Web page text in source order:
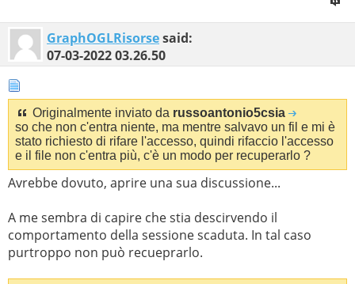
GraphOGLRisorsesaid:
07-03-202203.26.50
Originalmente inviato da russoantonio5csia
so che non c'entra niente, ma mentre salvavo un fil e mi è
stato richiesto di rifare l'accesso, quindi rifaccio l'accesso
e il file non c'entra più, c'è un modo per recuperarlo ?
Avrebbe dovuto, aprire una sua discussione...
A me sembra di capire che stia descirvendo il
comportamento della sessione scaduta. In tal caso
purtroppo non può recueprarlo.